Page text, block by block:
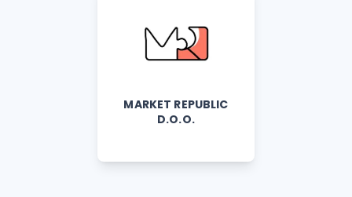
MARKET REPUBLIC
D.O.O.